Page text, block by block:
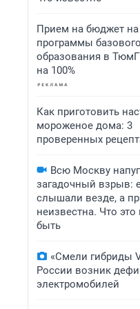
Прием на бюджет на
программы
образования в
на 100%
Как приготовить
мороженое дома: 3
проверенных
Всю Москву
загадочный взрыв:
слышали везде, а
неизвестна. Что это
быть
«Смели гибриды
России возник
электромобилей